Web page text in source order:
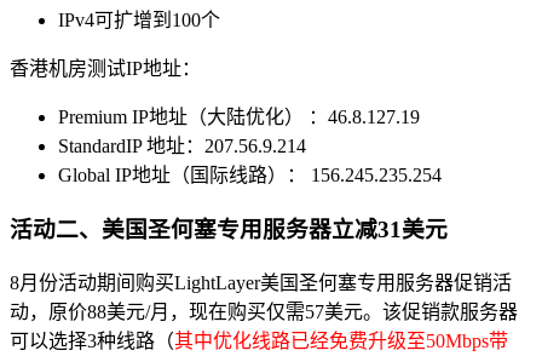
IPv4可扩增到100个
香港机房测试IP地址：
Premium IP地址（大陆优化） ：46.8.127.19
StandardIP 地址：207.56.9.214
Global IP地址（国际线路）： 156.245.235.254
活动二、美国圣何塞专用服务器立减31美元
8月份活动期间购买LightLayer美国圣何塞专用服务器促销活
动，原价88美元/月，现在购买仅需57美元。该促销款服务器
可以选择3种线路（其中优化线路已经免费升级至50Mbps带